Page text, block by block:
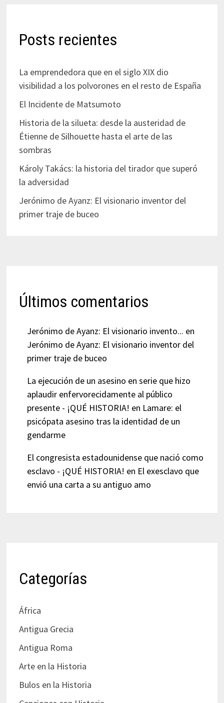
Posts recientes
La emprendedora que en el siglo XIX dio
visibilidad a los polvorones en el resto de España
El Incidente de Matsumoto
Historia de la silueta: desde la austeridad de
Étienne de Silhouette hasta el arte de las
sombras
Károly Takács: la historia del tirador que superó
la adversidad
Jerónimo de Ayanz: El visionario inventor del
primer traje de buceo
Últimos comentarios
Jerónimo de Ayanz: El visionario invento... en
Jerónimo de Ayanz: El visionario inventor del
primer traje de buceo
La ejecución de un asesino en serie que hizo
aplaudir enfervorecidamente al público
presente - ¡QUÉ HISTORIA! en Lamare: el
psicópata asesino tras la identidad de un
gendarme
El congresista estadounidense que nació como
esclavo - ¡QUÉ HISTORIA! en El exesclavo que
envió una carta a su antiguo amo
Categorías
África
Antigua Grecia
Antigua Roma
Arte en la Historia
Bulos en la Historia